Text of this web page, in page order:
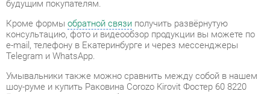
Умывальники также можно сравнить между собой в нашем
шоу-руме и купить Раковина Corozo Kirovit Фостер 60 8220
Белая, самостоятельно забрав его с нашего центрального
склада в г. Екатеринбург. Полный список адресов и
магазинов смотрите на странице контактов
Материал
Фаянс